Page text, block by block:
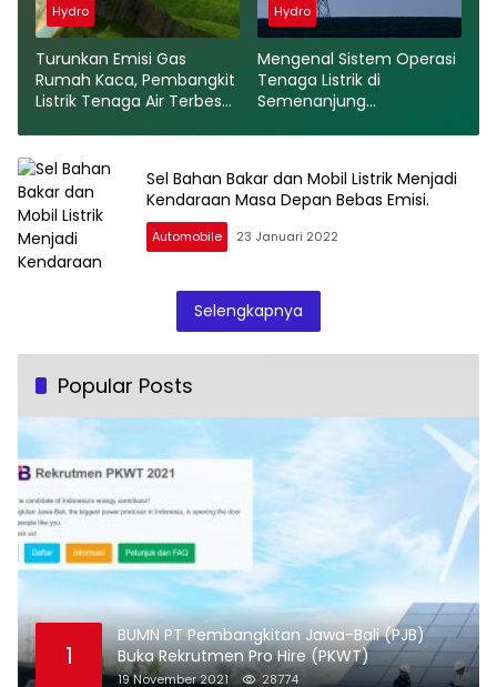
Hydro
Turunkan Emisi Gas
Rumah Kaca, Pembangkit
Listrik Tenaga Air Terbesar
di Cina Tahun 2021
Hydro
Mengenal Sistem Operasi
Tenaga Listrik di
Semenanjung
Menuju Nol Karbon
Sel Bahan Bakar dan Mobil Listrik Menjadi
Kendaraan Masa Depan Bebas Emisi.
Automobile 23 Januari 2022
Selengkapnya
Popular Posts
1
BUMN PT Pembangkitan Jawa-Bali (PJB)
Buka Rekrutmen Pro Hire (PKWT)
19 November 2021 28774